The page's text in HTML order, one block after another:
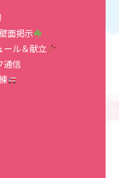
面掲示
ル＆献立
通信